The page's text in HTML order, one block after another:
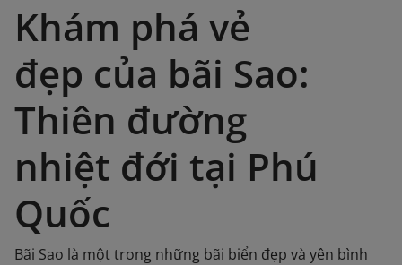
Khám phá vẻ
đẹp của bãi Sao:
Thiên đường
nhiệt đới tại Phú
Quốc
Bãi Sao là một trong những bãi biển đẹp và yên bình